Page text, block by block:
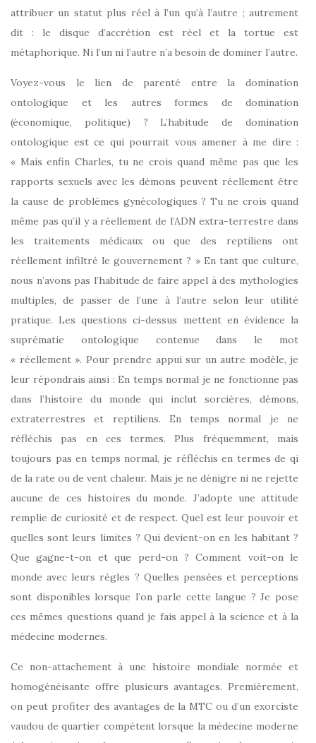
attribuer un statut plus réel à l’un qu’à l’autre ; autrement
dit : le disque d’accrétion est réel et la tortue est
métaphorique. Ni l’un ni l’autre n’a besoin de dominer l’autre.
Voyez-vous le lien de parenté entre la domination
ontologique et les autres formes de domination
(économique, politique) ? L’habitude de domination
ontologique est ce qui pourrait vous amener à me dire :
« Mais enfin Charles, tu ne crois quand même pas que les
rapports sexuels avec les démons peuvent réellement être
la cause de problèmes gynécologiques ? Tu ne crois quand
même pas qu’il y a réellement de l’ADN extra-terrestre dans
les traitements médicaux ou que des reptiliens ont
réellement infiltré le gouvernement ? » En tant que culture,
nous n’avons pas l’habitude de faire appel à des mythologies
multiples, de passer de l’une à l’autre selon leur utilité
pratique. Les questions ci-dessus mettent en évidence la
suprématie ontologique contenue dans le mot
« réellement ». Pour prendre appui sur un autre modèle, je
leur répondrais ainsi : En temps normal je ne fonctionne pas
dans l’histoire du monde qui inclut sorcières, démons,
extraterrestres et reptiliens. En temps normal je ne
réfléchis pas en ces termes. Plus fréquemment, mais
toujours pas en temps normal, je réfléchis en termes de qi
de la rate ou de vent chaleur. Mais je ne dénigre ni ne rejette
aucune de ces histoires du monde. J’adopte une attitude
remplie de curiosité et de respect. Quel est leur pouvoir et
quelles sont leurs limites ? Qui devient-on en les habitant ?
Que gagne-t-on et que perd-on ? Comment voit-on le
monde avec leurs règles ? Quelles pensées et perceptions
sont disponibles lorsque l’on parle cette langue ? Je pose
ces mêmes questions quand je fais appel à la science et à la
médecine modernes.
Ce non-attachement à une histoire mondiale normée et
homogénéisante offre plusieurs avantages. Premièrement,
on peut profiter des avantages de la MTC ou d’un exorciste
vaudou de quartier compétent lorsque la médecine moderne